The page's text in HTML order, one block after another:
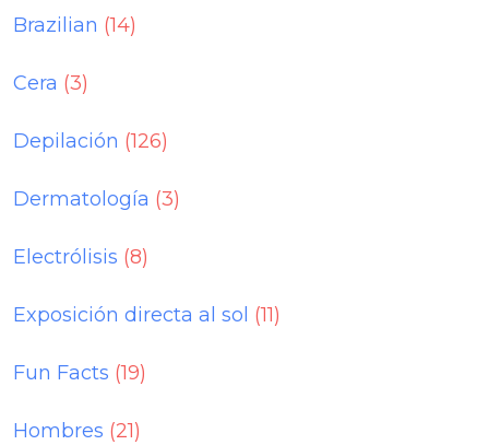
Brazilian (14)
Cera (3)
Depilación (126)
Dermatología (3)
Electrólisis (8)
Exposición directa al sol (11)
Fun Facts (19)
Hombres (21)